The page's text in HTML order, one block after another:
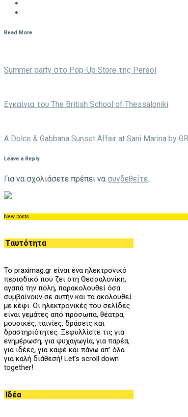
Read More
Summer party στο Pop-Up Store της Persol
Eγκαίνια του The British School of Thessaloniki
A Dolce & Gabbana Sunset Affair at Sani Marina by
Leave a Reply
Για να σχολιάσετε πρέπει να συνδεθείτε.
New posts
Ταυτότητα
Το praximag.gr είναι ένα ηλεκτρονικό
περιοδικό που ζει στη Θεσσαλονίκη,
αγαπά την πόλη, παρακολουθεί όσα
συμβαίνουν σε αυτήν και τα ακολουθεί
με κέφι. Οι ηλεκτρονικές του σελίδες
είναι γεμάτες από πρόσωπα, θέατρα,
μουσικές, ταινίες, δράσεις και
δραστηριότητες. Ξεφυλλίστε τις για
ενημέρωση, για ψυχαγωγία, για παρέα,
για ιδέες, για καφέ και πάνω απ’ όλα
για καλή διάθεσή! Let’s scroll down
together!
Ιδέα